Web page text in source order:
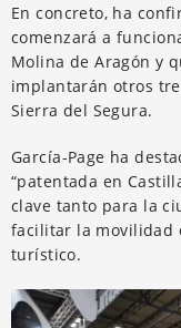
En concreto, ha
comenzará a
Molina de Aragón y
implantarán otros
Sierra del Segura.
García-Page ha
“patentada en
clave tanto para la
facilitar la movilidad
turístico.